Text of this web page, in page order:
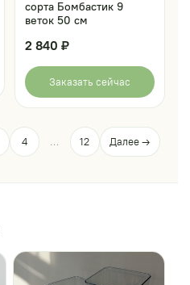
сорта Бомбастик 9
веток 50 см
2 840 ₽
Заказать сейчас
4 … 12 Далее →